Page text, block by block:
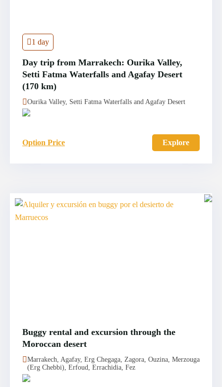
1 day
Day trip from Marrakech: Ourika Valley,
Setti Fatma Waterfalls and Agafay Desert
(170 km)
Ourika Valley, Setti Fatma Waterfalls and Agafay Desert
Option Price Explore
Buggy rental and excursion through the
Moroccan desert
Marrakech, Agafay, Erg Chegaga, Zagora, Ouzina, Merzouga
(Erg Chebbi), Erfoud, Errachidia, Fez